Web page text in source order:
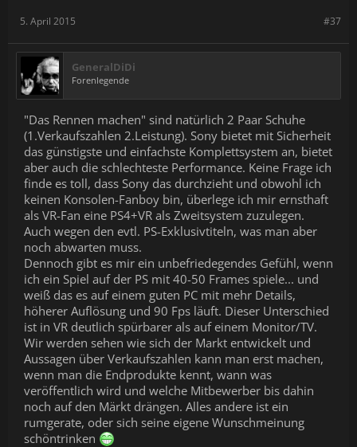
#37
5. April 2015
GeneralDiDi
Forenlegende
"Das Rennen machen" sind natürlich 2 Paar Schuhe
(1.Verkaufszahlen 2.Leistung). Sony bietet mit Sicherheit
das günstigste und einfachste Komplettsystem an, bietet
aber auch die schlechteste Performance. Keine Frage ich
finde es toll, dass Sony das durchzieht und obwohl ich
keinen Konsolen-Fanboy bin, überlege ich mir ernsthaft
als VR-Fan eine PS4+VR als Zweitsystem zuzulegen.
Auch wegen den evtl. PS-Exklusivtiteln, was man aber
noch abwarten muss.
Dennoch gibt es mir ein unbefriedegendes Gefühl, wenn
ich ein Spiel auf der PS mit 40-50 Frames spiele... und
weiß das es auf einem guten PC mit mehr Details,
höherer Auflösung und 90 Fps läuft. Dieser Unterschied
ist in VR deutlich spürbarer als auf einem Monitor/TV.
Wir werden sehen wie sich der Markt entwickelt und
Aussagen über Verkaufszahlen kann man erst machen,
wenn man die Endprodukte kennt, wann was
veröffentlich wird und welche Mitbewerber bis dahin
noch auf den Märkt drängen. Alles andere ist ein
rumgerate, oder sich seine eigene Wunschmeinung
schöntrinken